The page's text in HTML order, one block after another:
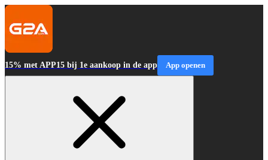
15% met APP15 bij 1e aankoop in de app App openen